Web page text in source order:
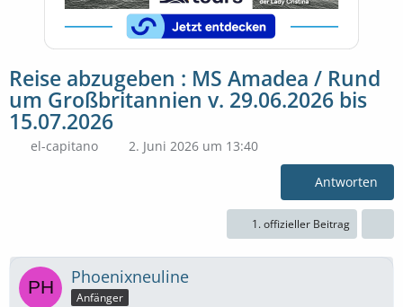
Reise abzugeben : MS Amadea / Rund
um Großbritannien v. 29.06.2026 bis
15.07.2026
el-capitano 2. Juni 2026 um 13:40
Antworten
1. offizieller Beitrag
Phoenixneuline
Anfänger